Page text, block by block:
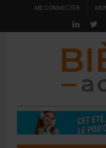
ME CONNECTER